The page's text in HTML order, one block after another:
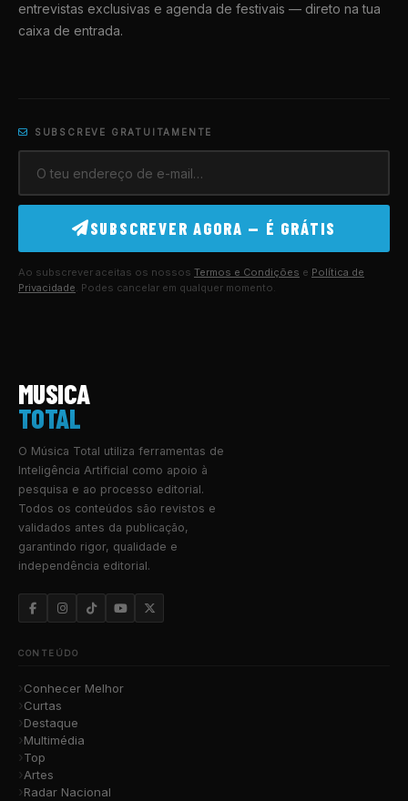
entrevistas exclusivas e agenda de festivais — direto na tua
caixa de entrada.
SUBSCREVE GRATUITAMENTE
SUBSCREVER AGORA — É GRÁTIS
Ao subscrever aceitas os nossos Termos e Condições e Política de
Privacidade. Podes cancelar em qualquer momento.
MUSICA
TOTAL
O Música Total utiliza ferramentas de
Inteligência Artificial como apoio à
pesquisa e ao processo editorial.
Todos os conteúdos são revistos e
validados antes da publicação,
garantindo rigor, qualidade e
independência editorial.
CONTEÚDO
Conhecer Melhor
Curtas
Destaque
Multimédia
Top
Artes
Radar Nacional